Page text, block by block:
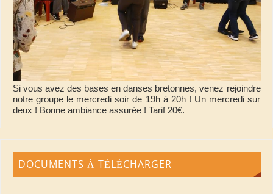
Si vous avez des bases en danses bretonnes, venez rejoindre
notre groupe le mercredi soir de 19h à 20h ! Un mercredi sur
deux ! Bonne ambiance assurée ! Tarif 20€.
DOCUMENTS À TÉLÉCHARGER